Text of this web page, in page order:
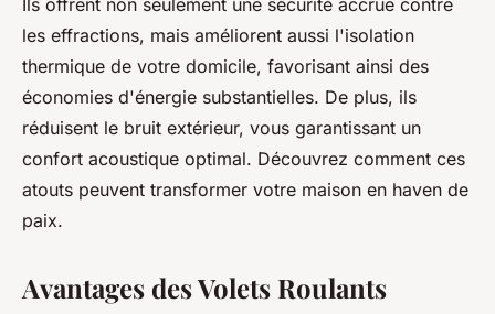
Ils offrent non seulement une sécurité accrue contre
les effractions, mais améliorent aussi l'isolation
thermique de votre domicile, favorisant ainsi des
économies d'énergie substantielles. De plus, ils
réduisent le bruit extérieur, vous garantissant un
confort acoustique optimal. Découvrez comment ces
atouts peuvent transformer votre maison en haven de
paix.
Avantages des Volets Roulants